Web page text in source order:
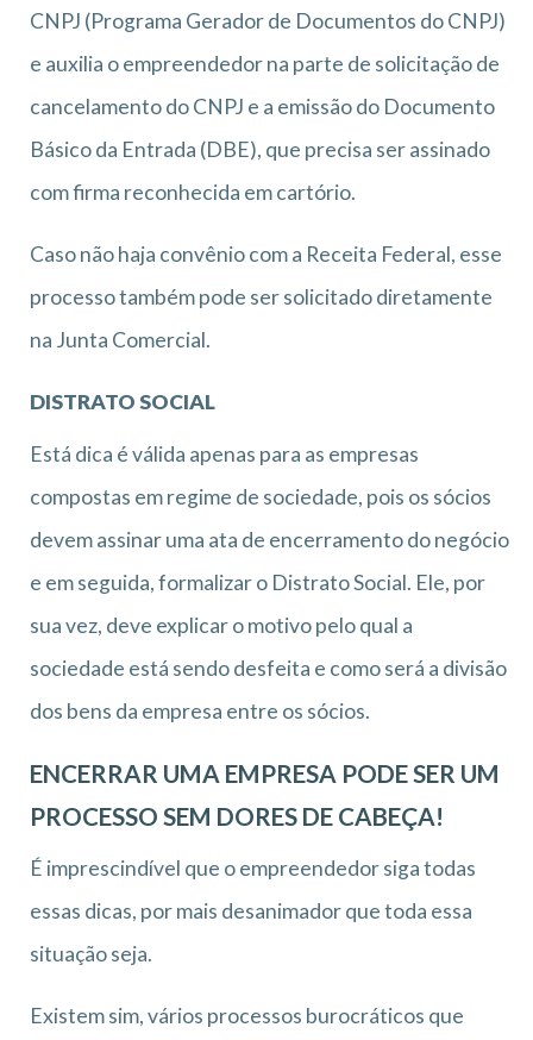
CNPJ (Programa Gerador de Documentos do CNPJ)
e auxilia o empreendedor na parte de solicitação de
cancelamento do CNPJ e a emissão do Documento
Básico da Entrada (DBE), que precisa ser assinado
com firma reconhecida em cartório.
Caso não haja convênio com a Receita Federal, esse
processo também pode ser solicitado diretamente
na Junta Comercial.
DISTRATO SOCIAL
Está dica é válida apenas para as empresas
compostas em regime de sociedade, pois os sócios
devem assinar uma ata de encerramento do negócio
e em seguida, formalizar o Distrato Social. Ele, por
sua vez, deve explicar o motivo pelo qual a
sociedade está sendo desfeita e como será a divisão
dos bens da empresa entre os sócios.
ENCERRAR UMA EMPRESA PODE SER UM
PROCESSO SEM DORES DE CABEÇA!
É imprescindível que o empreendedor siga todas
essas dicas, por mais desanimador que toda essa
situação seja.
Existem sim, vários processos burocráticos que